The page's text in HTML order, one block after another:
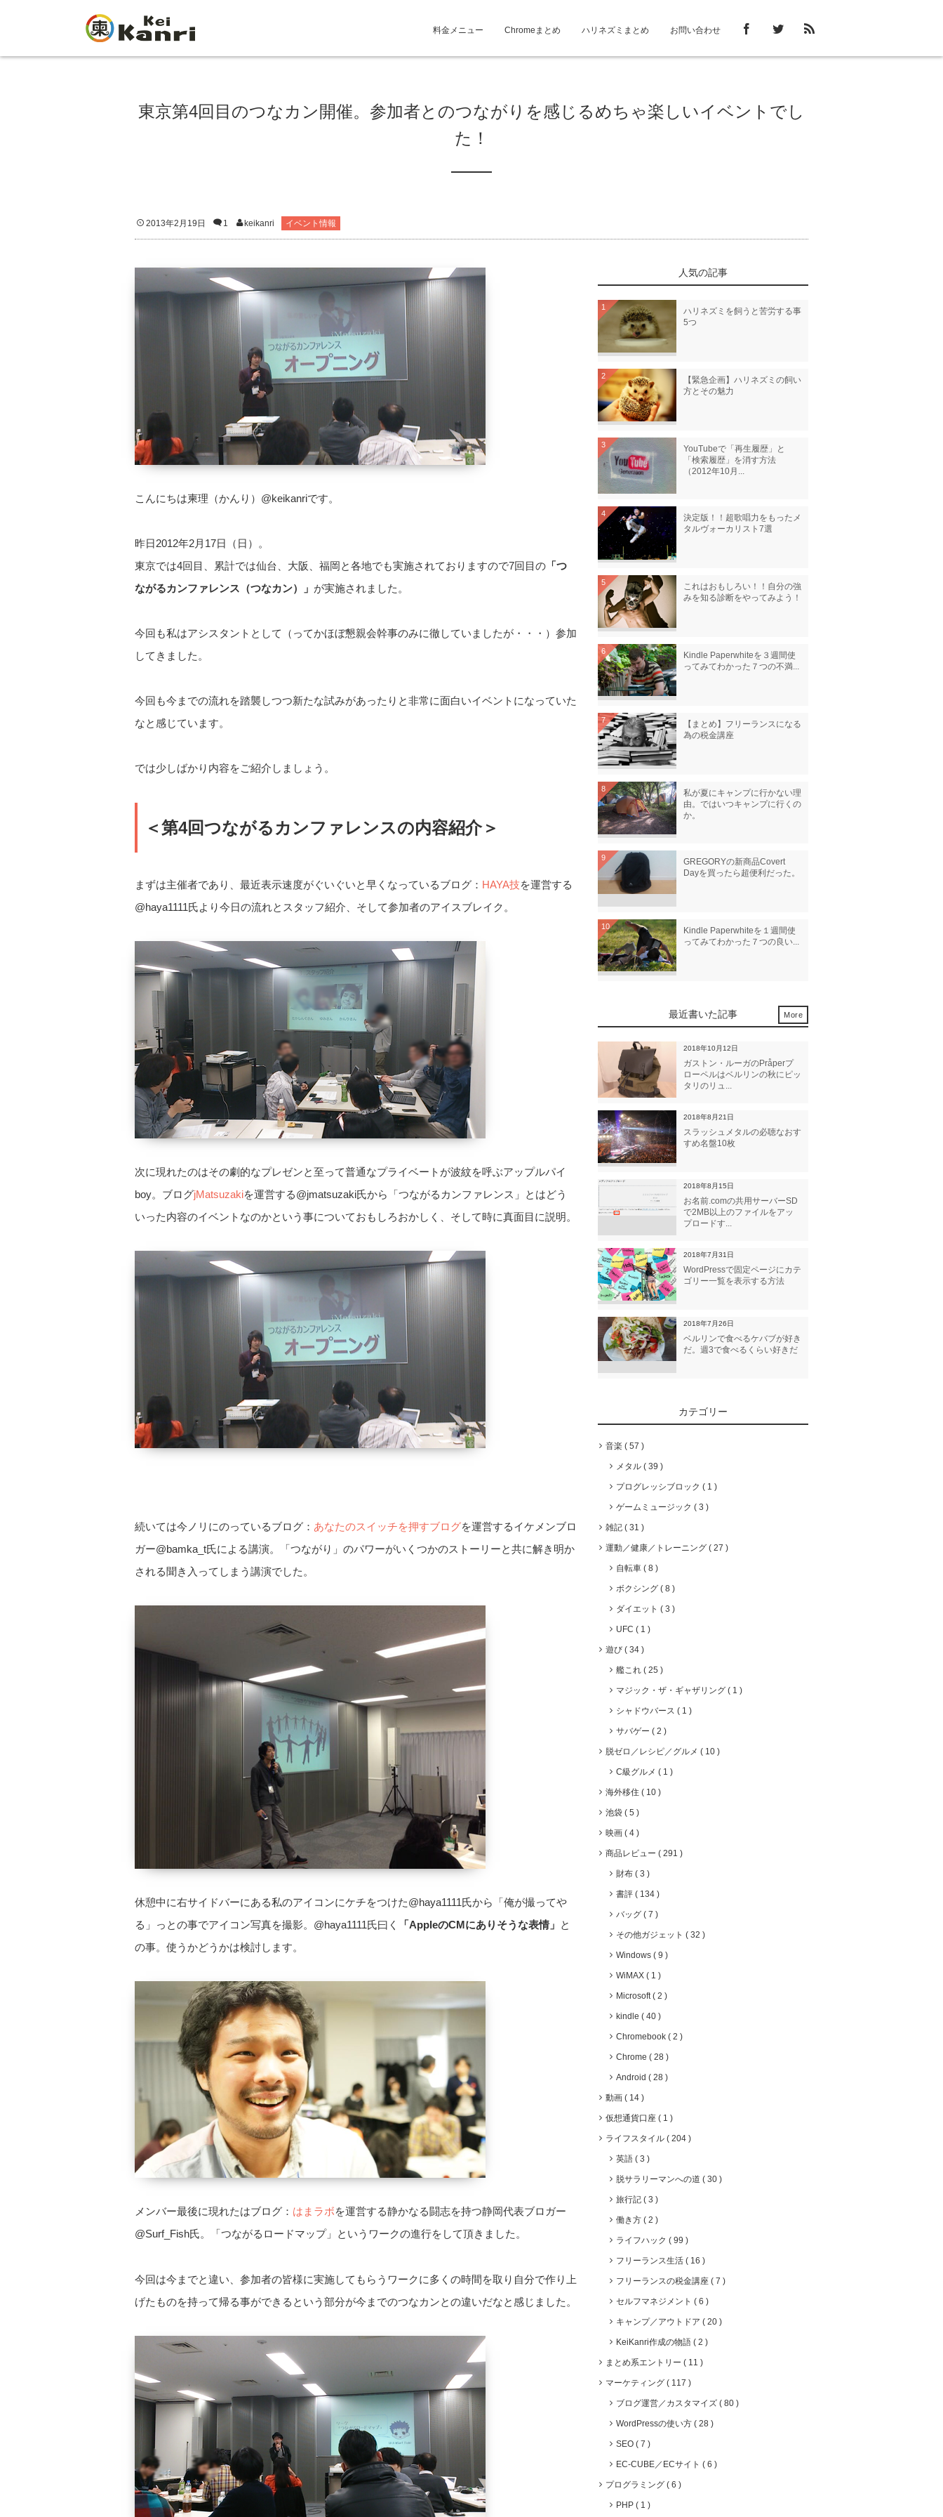
料金メニュー Chromeまとめ ハリネズミまとめ お問い合わせ
東京第4回目のつなカン開催。参加者とのつながりを感じるめちゃ楽しいイベントでし
た！
2013年2月19日 1 keikanri イベント情報
こんにちは柬理（かんり）@keikanriです。
昨日2012年2月17日（日）。
東京では4回目、累計では仙台、大阪、福岡と各地でも実施されておりますので7回目の 「つ
ながるカンファレンス（つなカン）」 が実施されました。
今回も私はアシスタントとして（ってかほぼ懇親会幹事のみに徹していましたが・・・）参加
してきました。
今回も今までの流れを踏襲しつつ新たな試みがあったりと非常に面白いイベントになっていた
なと感じています。
では少しばかり内容をご紹介しましょう。
＜第4回つながるカンファレンスの内容紹介＞
まずは主催者であり、最近表示速度がぐいぐいと早くなっているブログ： HAYA技を運営する
@haya1111氏より今日の流れとスタッフ紹介、そして参加者のアイスブレイク。
次に現れたのはその劇的なプレゼンと至って普通なプライベートが波紋を呼ぶアップルパイ
boy。ブログjMatsuzakiを運営する@jmatsuzaki氏から「つながるカンファレンス」とはどう
いった内容のイベントなのかという事についておもしろおかしく、そして時に真面目に説明。
続いては今ノリにのっているブログ： あなたのスイッチを押すブログを運営するイケメンブロ
ガー@bamka_t氏による講演。「つながり」のパワーがいくつかのストーリーと共に解き明か
される聞き入ってしまう講演でした。
休憩中に右サイドバーにある私のアイコンにケチをつけた@haya1111氏から「俺が撮ってや
る」っとの事でアイコン写真を撮影。@haya1111氏曰く
「AppleのCMにありそうな表情」 と
の事。使うかどうかは検討します。
メンバー最後に現れたはブログ： はまラボを運営する静かなる闘志を持つ静岡代表ブロガー
@Surf_Fish氏。「つながるロードマップ」というワークの進行をして頂きました。
今回は今までと違い、参加者の皆様に実施してもらうワークに多くの時間を取り自分で作り上
げたものを持って帰る事ができるという部分が今までのつなカンとの違いだなと感じました。
人気の記事
1
ハリネズミを飼うと苦労する事
5つ
2
【緊急企画】ハリネズミの飼い
方とその魅力
3
YouTubeで「再生履歴」と
「検索履歴」を消す方法
（2012年10月...
4
決定版！！超歌唱力をもったメ
タルヴォーカリスト7選
5
これはおもしろい！！自分の強
みを知る診断をやってみよう！
6
Kindle Paperwhiteを３週間使
ってみてわかった７つの不満...
7
【まとめ】フリーランスになる
為の税金講座
8
私が夏にキャンプに行かない理
由。ではいつキャンプに行くの
か。
9
GREGORYの新商品Covert
Dayを買ったら超便利だった。
10
Kindle Paperwhiteを１週間使
ってみてわかった７つの良い...
最近書いた記事
2018年10月12日
ガストン・ルーガのPråperプ
ローペルはベルリンの秋にピッ
タリのリュ...
2018年8月21日
スラッシュメタルの必聴なおす
すめ名盤10枚
2018年8月15日
お名前.comの共用サーバーSD
で2MB以上のファイルをアッ
プロードす...
2018年7月31日
WordPressで固定ページにカテ
ゴリー一覧を表示する方法
2018年7月26日
ベルリンで食べるケバブが好き
だ。週3で食べるくらい好きだ
More
カテゴリー
音楽 57
メタル 39
プログレッシブロック 1
ゲームミュージック 3
雑記 31
運動／健康／トレーニング 27
自転車 8
ボクシング 8
ダイエット 3
UFC 1
遊び 34
艦これ 25
マジック・ザ・ギャザリング 1
シャドウバース 1
サバゲー 2
脱ゼロ／レシピ／グルメ 10
C級グルメ 1
海外移住 10
池袋 5
映画 4
商品レビュー 291
財布 3
書評 134
バッグ 7
その他ガジェット 32
Windows 9
WiMAX 1
Microsoft 2
kindle 40
Chromebook 2
Chrome 28
Android 28
動画 14
仮想通貨口座 1
ライフスタイル 204
英語 3
脱サラリーマンへの道 30
旅行記 3
働き方 2
ライフハック 99
フリーランス生活 16
フリーランスの税金講座 7
セルフマネジメント 6
キャンプ／アウトドア 20
KeiKanri作成の物語 2
まとめ系エントリー 11
マーケティング 117
ブログ運営／カスタマイズ 80
WordPressの使い方 28
SEO 7
EC-CUBE／ECサイト 6
プログラミング 6
PHP 1